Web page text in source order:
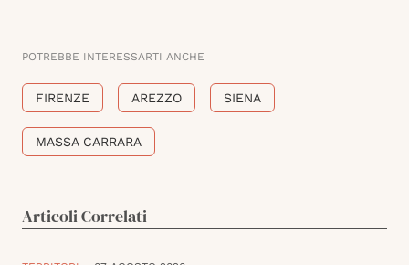
POTREBBE INTERESSARTI ANCHE
FIRENZE AREZZO SIENA
MASSA CARRARA
Articoli Correlati